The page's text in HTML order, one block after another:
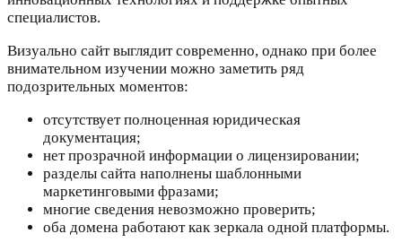
специалистов.
Визуально сайт выглядит современно, однако при более
внимательном изучении можно заметить ряд
подозрительных моментов:
отсутствует полноценная юридическая
документация;
нет прозрачной информации о лицензировании;
разделы сайта наполнены шаблонными
маркетинговыми фразами;
многие сведения невозможно проверить;
оба домена работают как зеркала одной платформы.